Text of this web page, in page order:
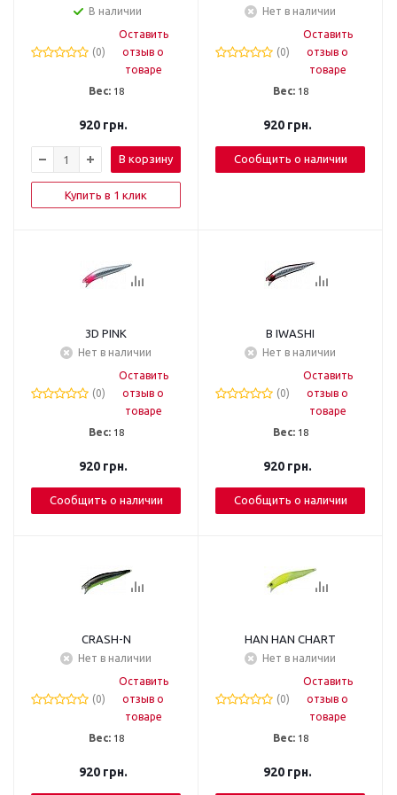
В наличии
(0)
Оставить
отзыв о
товаре
Вес: 18
920грн.
В корзину
Купить в 1 клик
Нет в наличии
(0)
Оставить
отзыв о
товаре
Вес: 18
920грн.
Сообщить о наличии
3D PINK
Нет в наличии
(0)
Оставить
отзыв о
товаре
Вес: 18
920грн.
Сообщить о наличии
B IWASHI
Нет в наличии
(0)
Оставить
отзыв о
товаре
Вес: 18
920грн.
Сообщить о наличии
CRASH-N
Нет в наличии
(0)
Оставить
отзыв о
товаре
Вес: 18
920грн.
HAN HAN CHART
Нет в наличии
(0)
Оставить
отзыв о
товаре
Вес: 18
920грн.